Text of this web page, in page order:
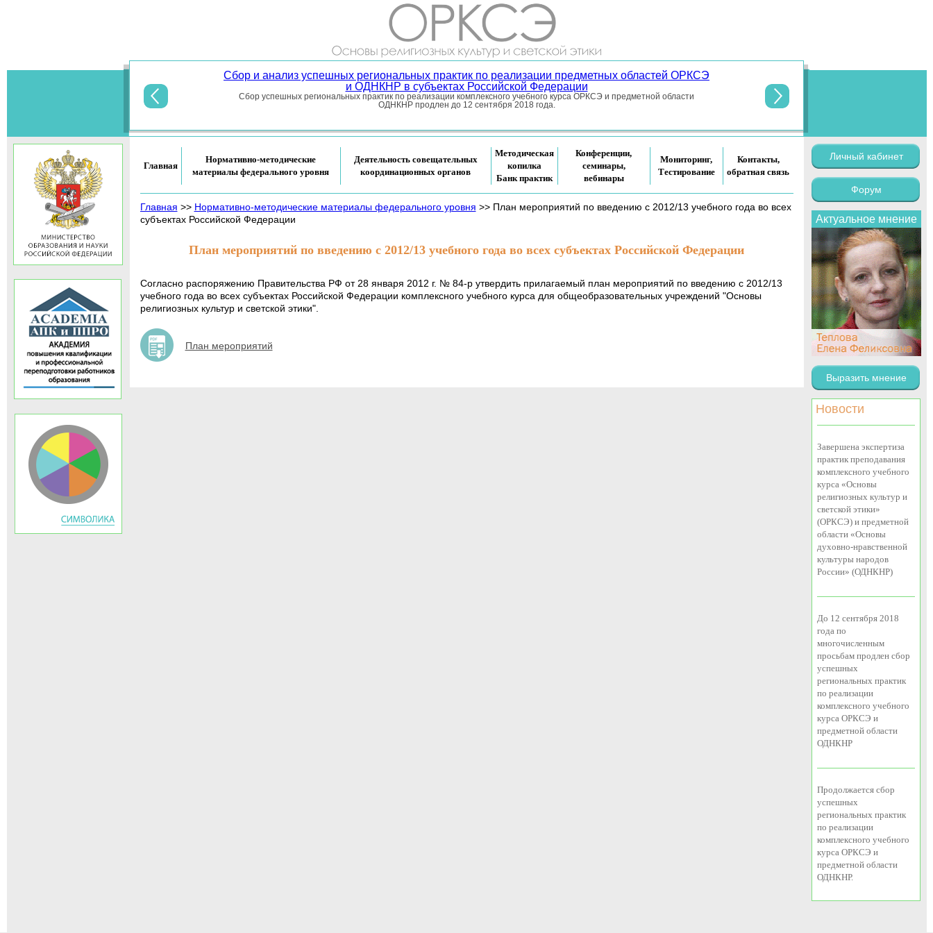
Сбор и анализ успешных региональных практик по реализации предметных областей ОРКСЭ
и ОДНКНР в субъектах Российской Федерации
Сбор успешных региональных практик по реализации комплексного учебного курса ОРКСЭ и предметной области
ОДНКНР продлен до 12 сентября 2018 года.
Главная
Нормативно-методические
материалы федерального уровня
Деятельность совещательных
координационных органов
Методическая
копилка
Банк практик
Конференции,
семинары,
вебинары
Мониторинг,
Тестирование
Контакты,
обратная связь
Главная >> Нормативно-методические материалы федерального уровня >> План мероприятий по введению с 2012/13 учебного года во всех
субъектах Российской Федерации
План мероприятий по введению с 2012/13 учебного года во всех субъектах Российской Федерации
Согласно распоряжению Правительства РФ от 28 января 2012 г. № 84-р утвердить прилагаемый план мероприятий по введению с 2012/13
учебного года во всех субъектах Российской Федерации комплексного учебного курса для общеобразовательных учреждений "Основы
религиозных культур и светской этики".
План мероприятий
Личный кабинет
Форум
Актуальное мнение
Выразить мнение
Новости
Завершена экспертиза
практик преподавания
комплексного учебного
курса «Основы
религиозных культур и
светской этики»
(ОРКСЭ) и предметной
области «Основы
духовно-нравственной
культуры народов
России» (ОДНКНР)
До 12 сентября 2018
года по
многочисленным
просьбам продлен сбор
успешных
региональных практик
по реализации
комплексного учебного
курса ОРКСЭ и
предметной области
ОДНКНР
Продолжается сбор
успешных
региональных практик
по реализации
комплексного учебного
курса ОРКСЭ и
предметной области
ОДНКНР.